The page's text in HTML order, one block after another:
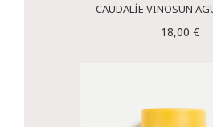
CAUDALÍE VINOSUN
18,00 €